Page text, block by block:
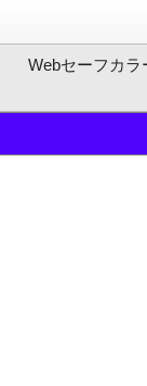
Webセーフカラ